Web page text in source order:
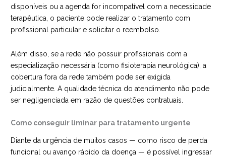
disponíveis ou a agenda for incompatível com a necessidade
terapêutica, o paciente pode realizar o tratamento com
profissional particular e solicitar o reembolso.
Além disso, se a rede não possuir profissionais com a
especialização necessária (como fisioterapia neurológica), a
cobertura fora da rede também pode ser exigida
judicialmente. A qualidade técnica do atendimento não pode
ser negligenciada em razão de questões contratuais.
Como conseguir liminar para tratamento urgente
Diante da urgência de muitos casos — como risco de perda
funcional ou avanço rápido da doença — é possível ingressar